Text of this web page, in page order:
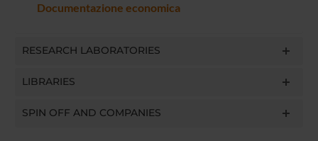
Documentazione economica
RESEARCH LABORATORIES
LIBRARIES
SPIN OFF AND COMPANIES